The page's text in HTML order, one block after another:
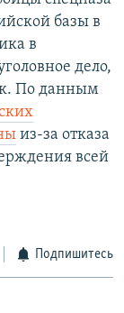
базы в
в
дело,
По данным
из-за отказа
всей
Подпишитесь